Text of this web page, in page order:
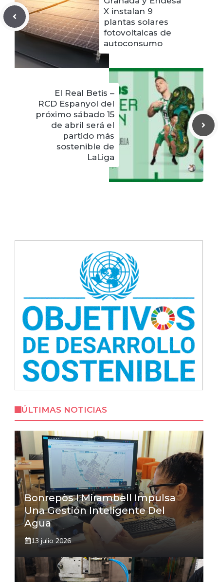
X instalan 9
plantas solares
fotovoltaicas de
autoconsumo
El Real Betis –
RCD Espanyol del
próximo sábado 15
de abril será el
partido más
sostenible de
LaLiga
ÚLTIMAS NOTICIAS
Bonrepòs I Mirambell Impulsa
Una Gestión Inteligente Del
Agua
13 julio 2026